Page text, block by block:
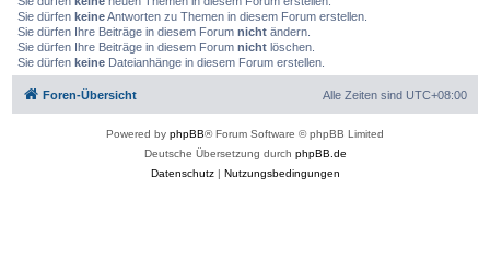
Sie dürfen keineAntworten zu Themen in diesem Forum erstellen.
Sie dürfen Ihre Beiträge in diesem Forum nichtändern.
Sie dürfen Ihre Beiträge in diesem Forum nichtlöschen.
Sie dürfen keineDateianhänge in diesem Forum erstellen.
Foren-Übersicht Alle Zeiten sind UTC+08:00
Powered by phpBB® Forum Software © phpBB Limited
Deutsche Übersetzung durch phpBB.de
Datenschutz| Nutzungsbedingungen